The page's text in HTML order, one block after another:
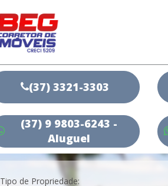
(37) 3321-3303
(37) 9 9803-6243 -
Aluguel
Tipo de Propriedade: